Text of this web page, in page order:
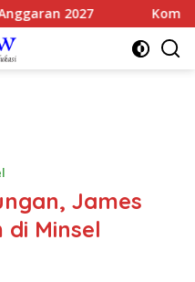
2027 Komisi 3
James
Minsel